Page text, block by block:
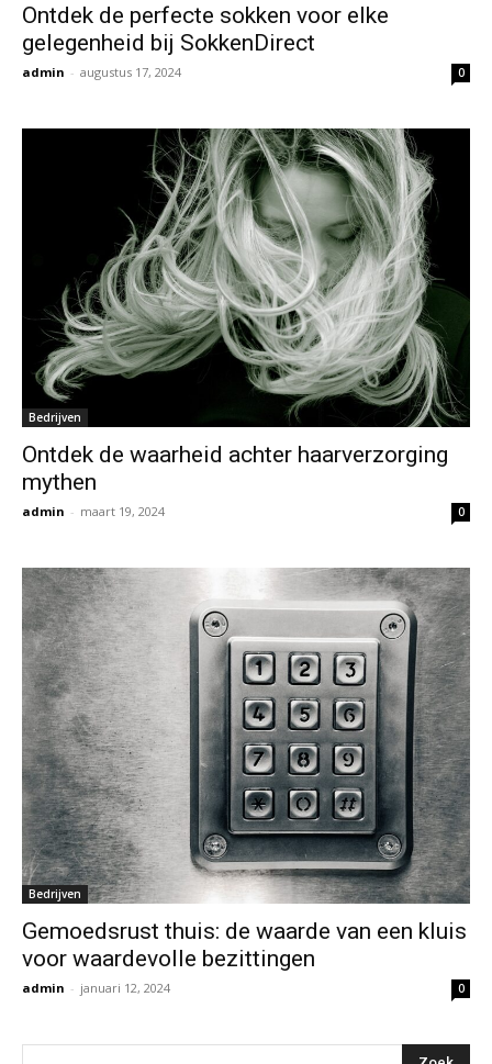
Ontdek de perfecte sokken voor elke
gelegenheid bij SokkenDirect
admin - augustus 17, 2024 0
Bedrijven
Ontdek de waarheid achter haarverzorging
mythen
admin - maart 19, 2024 0
Bedrijven
Gemoedsrust thuis: de waarde van een kluis
voor waardevolle bezittingen
admin - januari 12, 2024 0